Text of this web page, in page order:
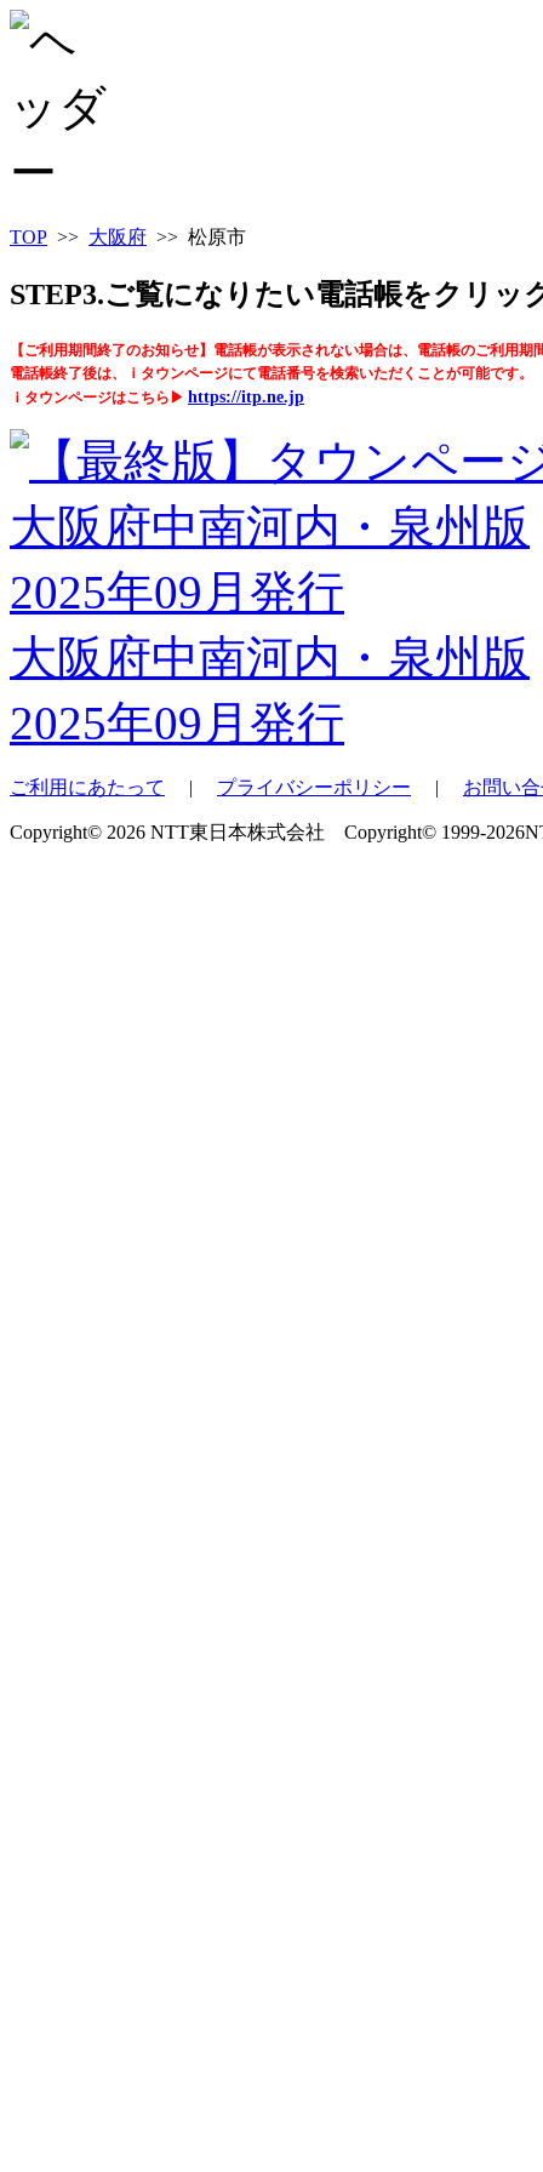
TOP >> 大阪府 >> 松原市
STEP3.ご覧になりたい電話帳をクリッ
【ご利用期間終了のお知らせ】電話帳が表示されない場合は、電話帳のご利用期
電話帳終了後は、ｉタウンページにて電話番号を検索いただくことが可能です。
ｉタウンページはこちら▶ https://itp.ne.jp
大阪府中南河内・泉州版
2025年09月発行
ご利用にあたって | プライバシーポリシー | お問い
Copyright© 2026 NTT東日本株式会社 Copyright© 1999-